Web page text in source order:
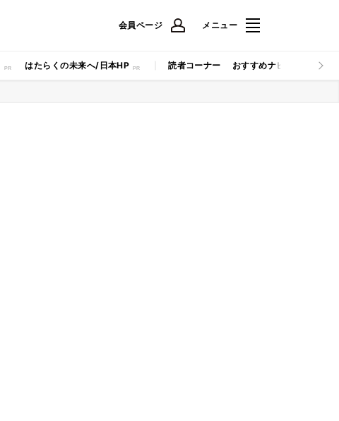
会員ページ メニュー
はたらくの未来へ/日本HP 読者コーナー おすすめナビ マイナビ